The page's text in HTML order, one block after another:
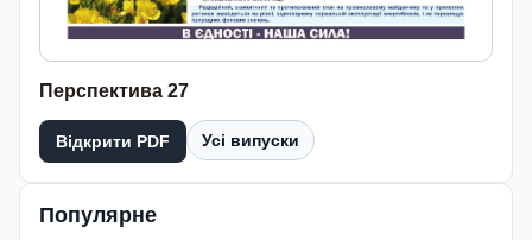
Перспектива 27
Відкрити PDF Усі випуски
Популярне